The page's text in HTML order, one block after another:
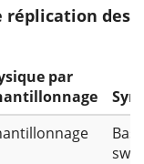
réplication des
par